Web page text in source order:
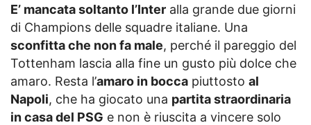
E’ mancata soltanto l’Inter alla grande due giorni
di Champions delle squadre italiane. Una
sconfitta che non fa male, perché il pareggio del
Tottenham lascia alla fine un gusto più dolce che
amaro. Resta l’amaro in bocca piuttosto al
Napoli, che ha giocato una partita straordinaria
in casa del PSG e non è riuscita a vincere solo